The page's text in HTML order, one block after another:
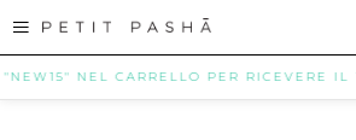
NEL CARRELLO PER RICEVERE